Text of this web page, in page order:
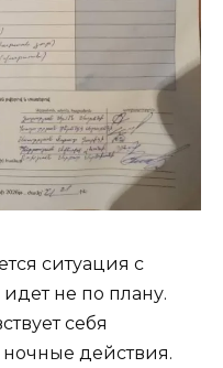
ситуация с
не по плану.
себя
действия.